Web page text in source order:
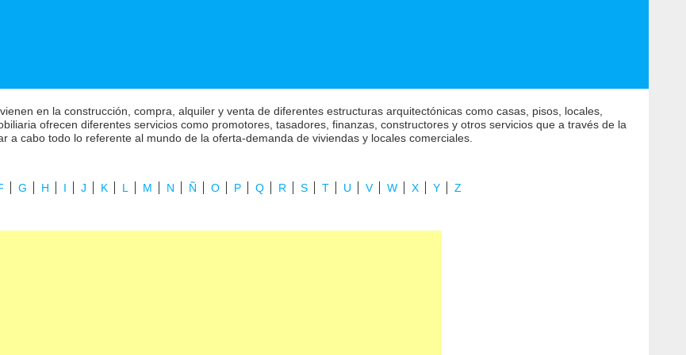
en la construcción, compra, alquiler y venta de diferentes estructuras arquitectónicas como casas, pisos, locales,
ofrecen diferentes servicios como promotores, tasadores, finanzas, constructores y otros servicios que a través de la
a cabo todo lo referente al mundo de la oferta-demanda de viviendas y locales comerciales.
G H I J K L M N Ñ O P Q R S T U V W X Y Z